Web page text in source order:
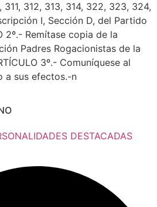
312, 313, 314, 322, 323, 324,
I, Sección D, del Partido
2º.- Remítase copia de la
Padres Rogacionistas de la
3º.- Comuníquese al
a sus efectos.-n
DESTACADAS